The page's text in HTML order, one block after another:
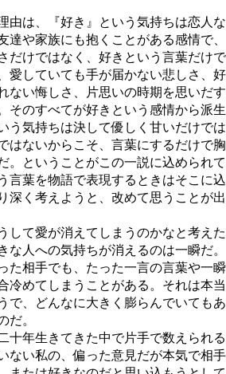
由は、『好き』という気持ちは恋人な
達や家族にも抱くことがある感情で、
だけではなく、好きという言葉だけで
愛していても手が届かない悲しさ、好
ない悔しさ、片思いの時期を思いだす
そのすべてが好きという感情から派生
う気持ちは決して優しく甘いだけでは
はないからこそ、言葉にするだけで胸
。ということがこの一説に込められて
言葉を物語で表現するときはそこに込
深く考えようと、改めて思うことが出
して愛が消えてしまうのかなと考えた
な人への気持ちが消えるのは一瞬だ。
た相手でも、たった一言の言葉や一瞬
冷めてしまうことがある。それは本当
で、どんなに大きく膨らんでいてもあ
だ。
十年生きてきた中で片手で数えられる
ない私の、偏った意見だが本気で相手